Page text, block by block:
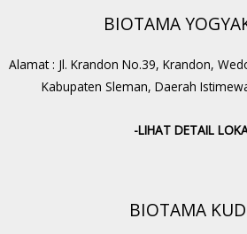
BIOTAMA
Alamat : Jl. Krandon No.39, Krandon,
Kabupaten Sleman, Daerah
-LIHAT DETAIL
BIOTAMA